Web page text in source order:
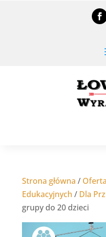
Strona główna /
Edukacyjnych / Dla
grupy do 20 dzieci